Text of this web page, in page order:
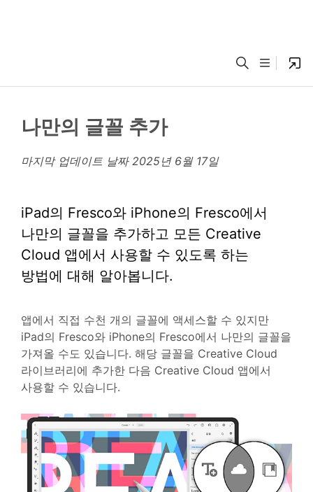
나만의 글꼴 추가
마지막 업데이트 날짜 2025년 6월 17일
iPad의 Fresco와 iPhone의 Fresco에서
나만의 글꼴을 추가하고 모든 Creative
Cloud 앱에서 사용할 수 있도록 하는
방법에 대해 알아봅니다.
앱에서 직접 수천 개의 글꼴에 액세스할 수 있지만
iPad의 Fresco와 iPhone의 Fresco에서 나만의 글꼴을
가져올 수도 있습니다. 해당 글꼴을 Creative Cloud
라이브러리에 추가한 다음 Creative Cloud 앱에서
사용할 수 있습니다.